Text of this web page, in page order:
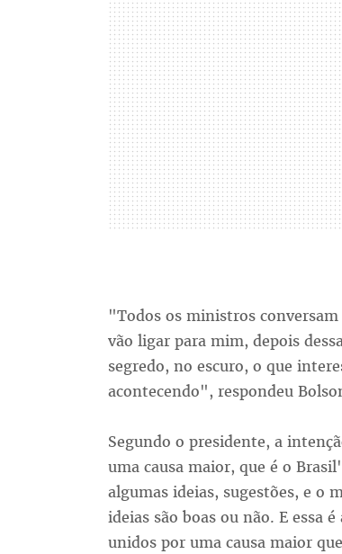
"Todos os ministros
vão ligar para mim, depois
segredo, no escuro, o que
acontecendo", respondeu
Segundo o presidente, a
uma causa maior, que é o
algumas ideias, sugestões, e o
ideias são boas ou não. E essa
unidos por uma causa maior